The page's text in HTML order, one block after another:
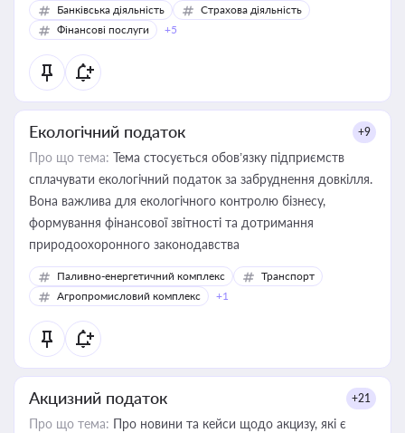
Банківська діяльність
Страхова діяльність
Фінансові послуги
+5
Екологічний податок +9
Про що тема: Тема стосується обов’язку підприємств
сплачувати екологічний податок за забруднення довкілля.
Вона важлива для екологічного контролю бізнесу,
формування фінансової звітності та дотримання
природоохоронного законодавства
Паливно-енергетичний комплекс
Транспорт
Агропромисловий комплекс
+1
Акцизний податок +21
Про що тема: Про новини та кейси щодо акцизу, які є